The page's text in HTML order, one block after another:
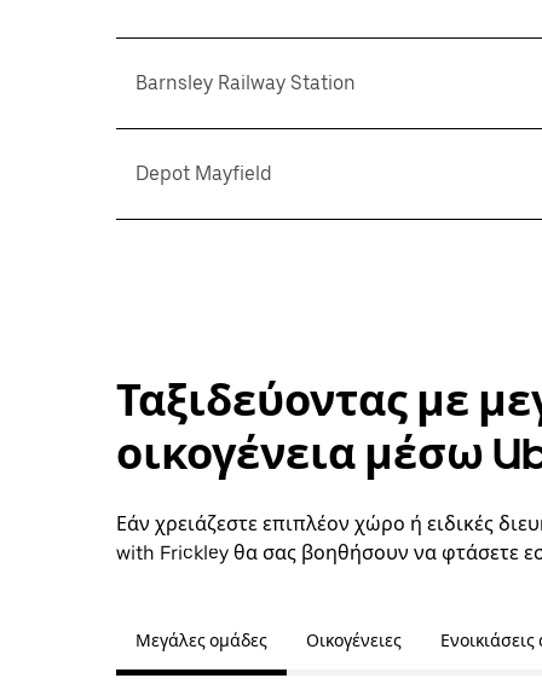
Barnsley Railway Station
Depot Mayfield
Ταξιδεύοντας με
οικογένεια μέσω
Εάν χρειάζεστε επιπλέον χώρο ή ειδικές
with Frickley θα σας βοηθήσουν να φτάσετε
Μεγάλες ομάδες Οικογένειες